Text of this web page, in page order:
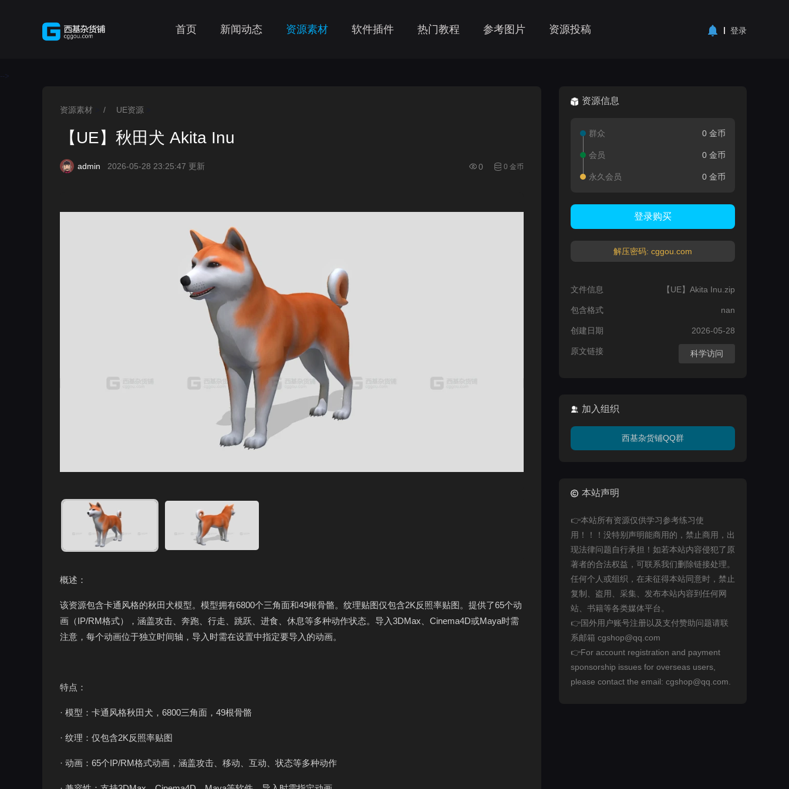
首页 新闻动态 资源素材 软件插件 热门教程 参考图片 资源投稿 登录
-->
资源素材 / UE资源
【UE】秋田犬 Akita Inu
admin 2026-05-28 23:25:47 更新 0 0 金币
概述：
该资源包含卡通风格的秋田犬模型。模型拥有6800个三角面和49根骨骼。纹理贴图仅包含2K反照率贴图。提供了65个动
画（IP/RM格式），涵盖攻击、奔跑、行走、跳跃、进食、休息等多种动作状态。导入3DMax、Cinema4D或Maya时需
注意，每个动画位于独立时间轴，导入时需在设置中指定要导入的动画。
特点：
· 模型：卡通风格秋田犬，6800三角面，49根骨骼
· 纹理：仅包含2K反照率贴图
· 动画：65个IP/RM格式动画，涵盖攻击、移动、互动、状态等多种动作
资源信息
群众 0 金币
会员 0 金币
永久会员 0 金币
登录购买
解压密码: cggou.com
文件信息 【UE】Akita Inu.zip
包含格式 nan
创建日期 2026-05-28
原文链接 科学访问
加入组织
西基杂货铺QQ群
本站声明
👉本站所有资源仅供学习参考练习使
用！！！没特别声明能商用的，禁止商用，出
现法律问题自行承担！如若本站内容侵犯了原
著者的合法权益，可联系我们删除链接处理。
任何个人或组织，在未征得本站同意时，禁止
复制、盗用、采集、发布本站内容到任何网
站、书籍等各类媒体平台。
👉国外用户账号注册以及支付赞助问题请联
系邮箱 cgshop@qq.com
👉For account registration and payment
sponsorship issues for overseas users,
please contact the email: cgshop@qq.com.